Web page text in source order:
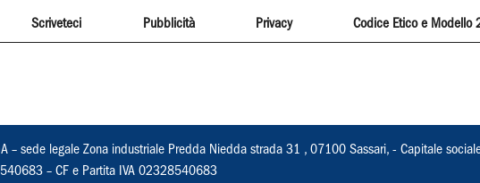
Scriveteci Pubblicità Privacy Codice Etico e Modello
– sede legale Zona industriale Predda Niedda strada 31 , 07100 Sassari, - Capitale
– CF e Partita IVA 02328540683